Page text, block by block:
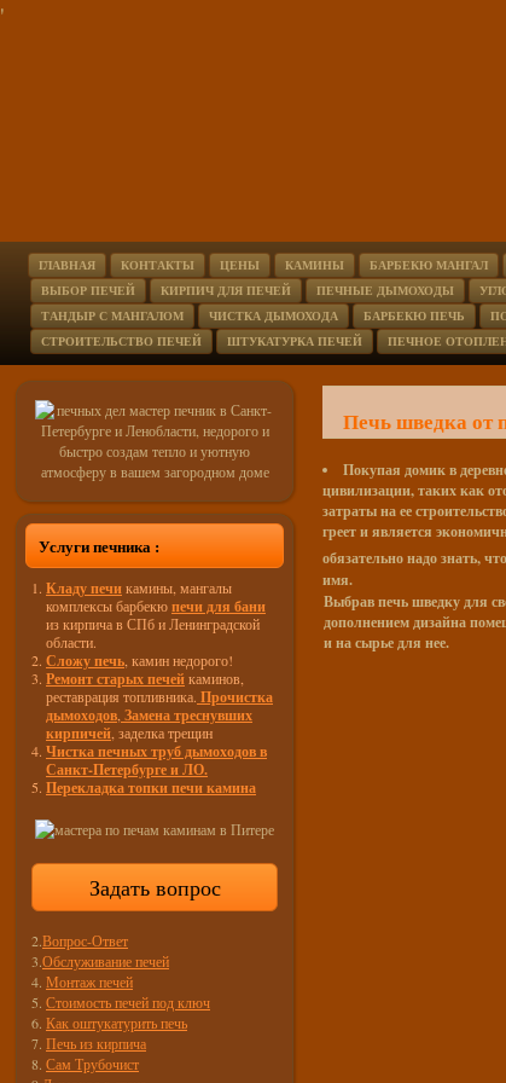
'
ГЛАВНАЯ КОНТАКТЫ ЦЕНЫ КАМИНЫ БАРБЕКЮ МАНГАЛ
ВЫБОР ПЕЧЕЙ
КИРПИЧ ДЛЯ ПЕЧЕЙ ПЕЧНЫЕ ДЫМОХОДЫ
ТАНДЫР С МАНГАЛОМ
ЧИСТКА ДЫМОХОДА БАРБЕКЮ ПЕЧЬ
СТРОИТЕЛЬСТВО ПЕЧЕЙ
ШТУКАТУРКА ПЕЧЕЙ ПЕЧНОЕ
Услуги печника :
Кладу печикамины, мангалы
комплексы барбекюпечи для бани
из кирпича в СПб и Ленинградской
области.
Сложу печь , камин недорого!
Ремонт старых печейкаминов,
реставрация топливника. Прочистка
дымоходов Замена треснувших
кирпичей , заделка трещин
Чистка печных труб дымоходов в
Санкт-Петербурге и ЛО.
Перекладка топки печи камина
Задать вопрос
2.Вопрос-Ответ
3.Обслуживание печей
4. Монтаж печей
5. Стоимость печей под ключ
6. Как оштукатурить печь
7. Печь из кирпича
8. Сам Трубочист
Печь шведка от
Покупая домик в
цивилизации, таких как
затраты на ее
греет и является
обязательно надо знать,
имя.
Выбрав печь шведку для
дополнением дизайна
и на сырье для нее.